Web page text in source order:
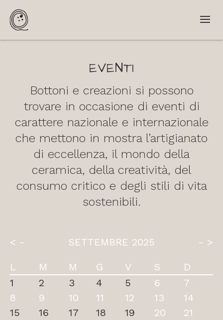
EVENTI
Bottoni e creazioni si possono
trovare in occasione di eventi di
carattere nazionale e internazionale
che mettono in mostra l’artigianato
di eccellenza, il mondo della
ceramica, della creatività, del
consumo critico e degli stili di vita
sostenibili.
SETTEMBRE 2025
L M M G V S D
< - - >
1 2 3 4 5 6
7
8
9 10 11 12 13
14
15
16 17 18 19 20
21